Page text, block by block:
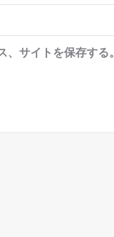
サイトを保存する。